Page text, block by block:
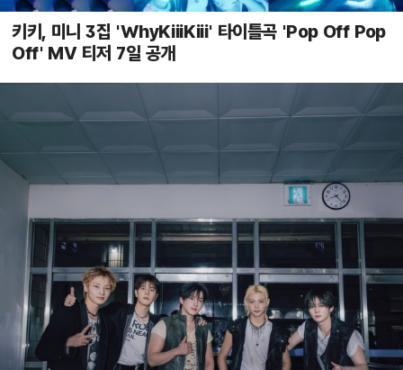
키키, 미니 3집 'WhyKiiiKiii' 타이틀곡 'Pop Off Pop
Off' MV 티저 7일 공개